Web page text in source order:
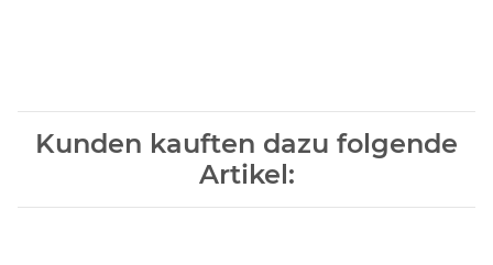
Kunden kauften dazu folgende
Artikel: